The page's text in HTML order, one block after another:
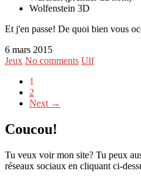
Wolfenstein 3D
Et j'en passe! De quoi bien vous
6 mars 2015
Jeux No comments Ulf
1
2
Next →
Coucou!
Tu veux voir mon site? Tu peux
réseaux sociaux en cliquant ci-